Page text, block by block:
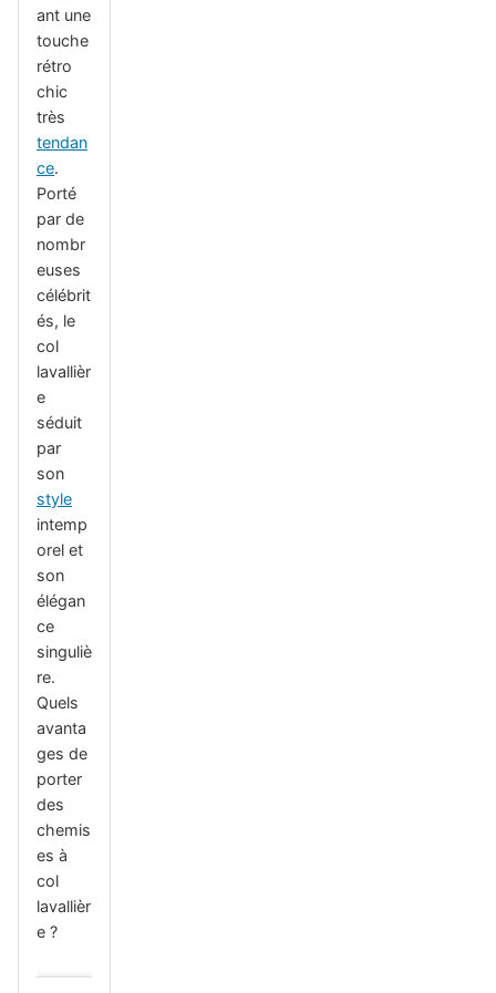
ant une
touche
rétro
chic
très
tendan
ce.
Porté
par de
nombr
euses
célébrit
és, le
col
lavallièr
e
séduit
par
son
style
intemp
orel et
son
élégan
ce
singuliè
re.
Quels
avanta
ges de
porter
des
chemis
es à
col
lavallièr
e ?